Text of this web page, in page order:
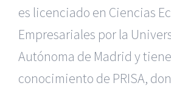
es licenciado en Ciencias
Empresariales por la
Autónoma de Madrid y
conocimiento de PRISA,